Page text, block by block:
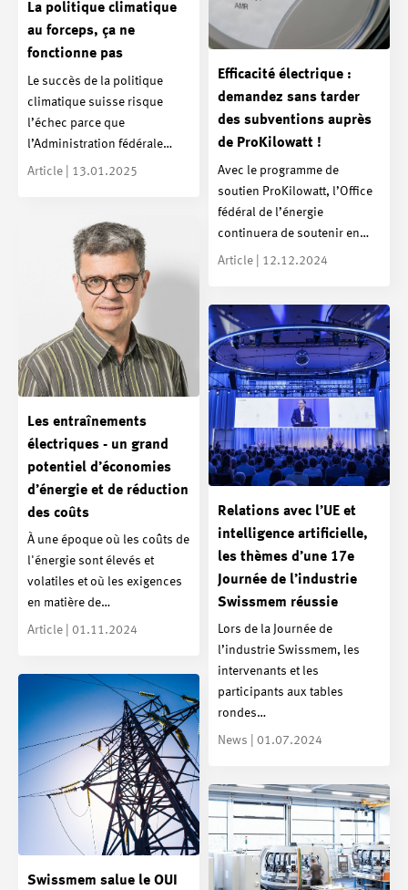
La politique climatique
au forceps, ça ne
fonctionne pas
Le succès de la politique
climatique suisse risque
l’échec parce que
l’Administration fédérale…
Article | 13.01.2025
Efficacité électrique :
demandez sans tarder
des subventions auprès
de ProKilowatt !
Avec le programme de
soutien ProKilowatt, l’Office
fédéral de l’énergie
continuera de soutenir en…
Article | 12.12.2024
Les entraînements
électriques - un grand
potentiel d’économies
d’énergie et de réduction
des coûts
À une époque où les coûts de
l'énergie sont élevés et
volatiles et où les exigences
en matière de…
Article | 01.11.2024
Relations avec l’UE et
intelligence artificielle,
les thèmes d’une 17e
Journée de l’industrie
Swissmem réussie
Lors de la Journée de
l’industrie Swissmem, les
intervenants et les
participants aux tables
rondes…
News | 01.07.2024
Swissmem salue le OUI